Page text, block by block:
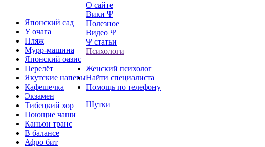
Японский сад
У очага
Пляж
Мурр-машина
Японский оазис
Перелёт
Якутские напевы
Кафешечка
Экзамен
Тибецкий хор
Поющие чаши
Каньон транс
В балансе
Афро бит
О сайте
Вики Ψ
Полезное
Видео Ψ
Ψ статьи
Психологи
Женский психолог
Найти специалиста
Помощь по телефону
Шутки